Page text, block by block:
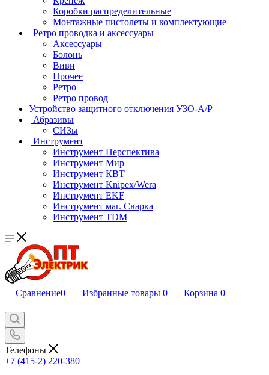
Коробки распределительные
Монтажные пистолеты и комплектующие
Ретро проводка и аксессуары
Аксессуары
Болонь
Виви
Прочее
Ретро
Ретро провод
Устройство защитного отключения УЗО-А/Р
Абразивы
СИЗы
Инструмент
Инструмент Перспектива
Инструмент Мир
Инструмент КВТ
Инструмент Knipex/Wera
Инструмент EKF
Инструмент маг. Сварка
Инструмент TDM
Сравнение0 Избранные товары 0 Корзина 0
Телефоны
+7 (415-2) 220-380